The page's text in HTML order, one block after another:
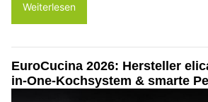
Weiterlesen
EuroCucina 2026: Hersteller
in-One-Kochsystem & smarte